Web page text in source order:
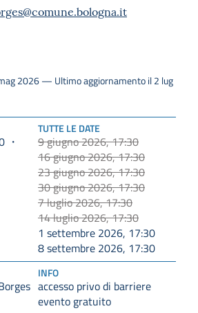
TUTTE LE DATE
9 giugno 2026, 17:30
16 giugno 2026, 17:30
23 giugno 2026, 17:30
30 giugno 2026, 17:30
7 luglio 2026, 17:30
14 luglio 2026, 17:30
1 settembre 2026, 17:30
8 settembre 2026, 17:30
INFO
accesso privo di barriere
evento gratuito
2026 — Ultimo aggiornamento il 2 lug